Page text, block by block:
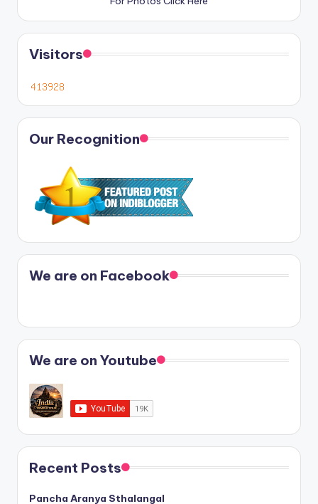
Visitors
Our Recognition
We are on Facebook
We are on Youtube
Recent Posts
Pancha Aranya Sthalangal